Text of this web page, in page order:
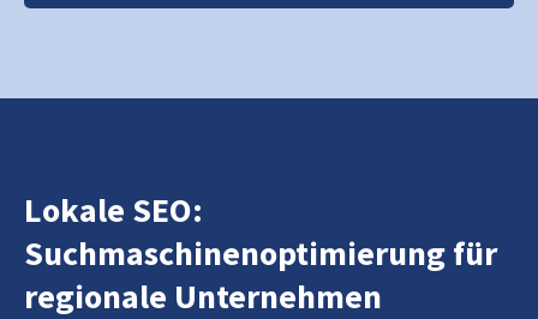
Lokale SEO:
Suchmaschinenoptimierung für
regionale Unternehmen